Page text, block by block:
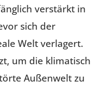
verstärkt in
sich der
Welt verlagert.
um die klimatisch
Außenwelt zu